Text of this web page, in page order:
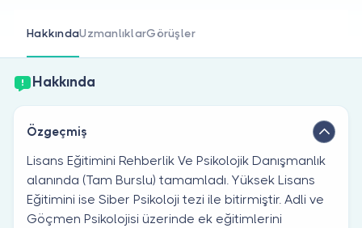
HakkındaUzmanlıklarGörüşler
Hakkında
Özgeçmiş
Lisans Eğitimini Rehberlik Ve Psikolojik Danışmanlık
alanında (Tam Burslu) tamamladı. Yüksek Lisans
Eğitimini ise Siber Psikoloji tezi ile bitirmiştir. Adli ve
Göçmen Psikolojisi üzerinde ek eğitimlerini